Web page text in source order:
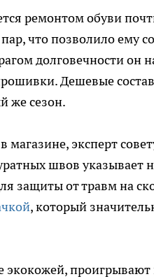
ремонтом обуви
что позволило ему
долговечности он
Дешевые
же сезон.
эксперт
швов указывает
от травм на
, который